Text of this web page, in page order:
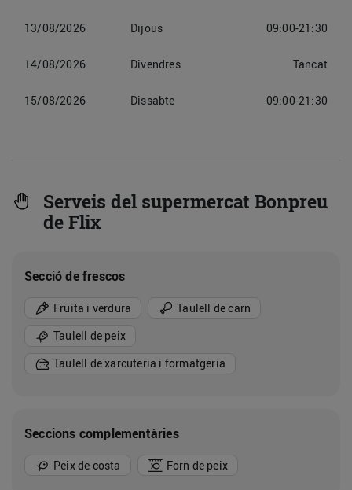
13/08/2026 Dijous 09:00-21:30
14/08/2026 Divendres Tancat
15/08/2026 Dissabte 09:00-21:30
Serveis del supermercat Bonpreu
de Flix
Secció de frescos
Fruita i verdura
Taulell de carn
Taulell de peix
Taulell de xarcuteria i formatgeria
Seccions complementàries
Peix de costa Forn de peix